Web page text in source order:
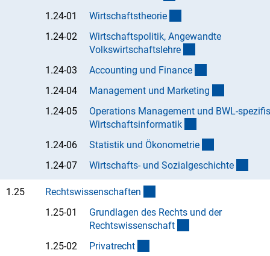
1.24-01
Wirtschaftstheorie
1.24-02
Wirtschaftspolitik, Angewandte
Volkswirtschaftslehre
1.24-03
Accounting und Finance
1.24-04
Management und Marketing
1.24-05
Operations Management und BWL-
Wirtschaftsinformatik
1.24-06
Statistik und Ökonometrie
1.24-07
Wirtschafts- und Sozialgeschichte
1.25 Rechtswissenschaften
1.25-01
Grundlagen des Rechts und der
Rechtswissenschaft
1.25-02
Privatrecht